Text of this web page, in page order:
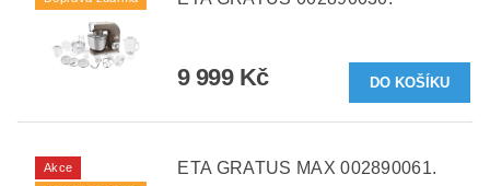
9 999 Kč
Akce
ETA GRATUS MAX 002890061.